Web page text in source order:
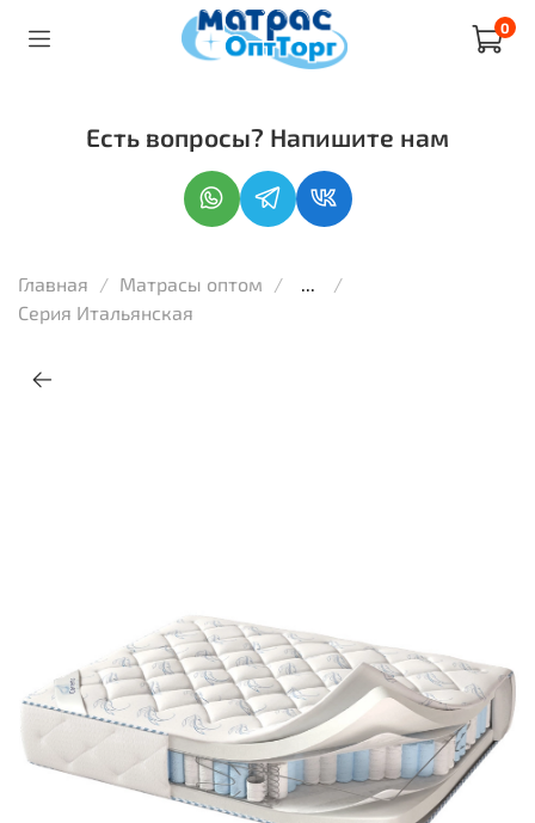
0
Главная Матрасы оптом
Серия Итальянская
Есть вопросы? Напишите нам